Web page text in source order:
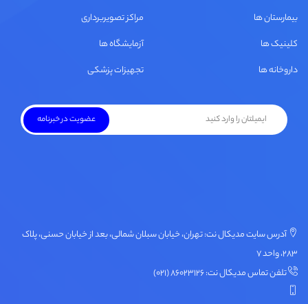
بیمارستان ها
کلینیک ها
داروخانه ها
مراکز تصویربرداری
آزمایشگاه ها
تجهیزات پزشکی
آدرس سایت مدیکال نت: تهران، خیابان سبلان شمالی، بعد از خیابان حسنی، پلاک
۲۸۳، واحد ۷
تلفن تماس مدیکال نت: ۸۶۰۲۳۱۲۶ (۰۲۱)